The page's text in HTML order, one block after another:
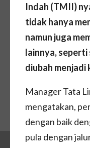
Indah (TMII)
tidak hanya
namun juga
lainnya, seperti
diubah menjadi
Manager Tata
mengatakan,
dengan baik
pula dengan